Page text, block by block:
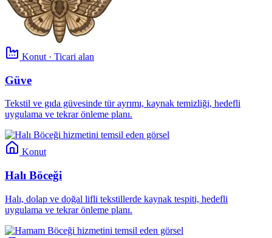
Konut · Ticari alan
Güve
Tekstil ve gıda güvesinde tür ayrımı, kaynak temizliği, hedefli
uygulama ve tekrar önleme planı.
Konut
Halı Böceği
Halı, dolap ve doğal lifli tekstillerde kaynak tespiti, hedefli
uygulama ve tekrar önleme planı.